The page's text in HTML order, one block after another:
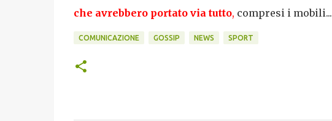
che avrebbero portato via tutto, compresi i mobili...
COMUNICAZIONE GOSSIP NEWS SPORT